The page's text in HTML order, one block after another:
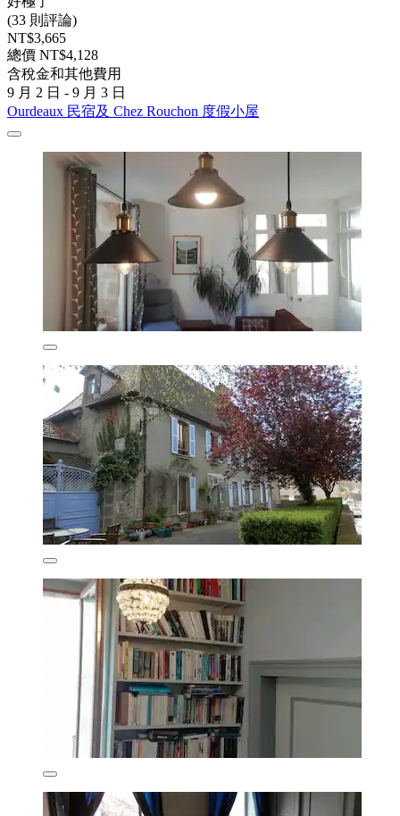
(33 則評論)
NT$3,665
總價 NT$4,128
含稅金和其他費用
9 月 2 日 - 9 月 3 日
Ourdeaux 民宿及 Chez Rouchon 度假小屋